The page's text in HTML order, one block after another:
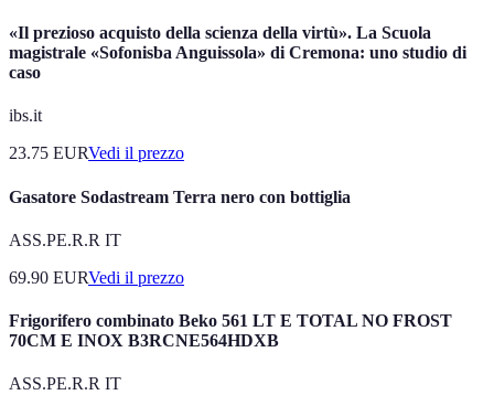
«Il prezioso acquisto della scienza della virtù». La Scuola
magistrale «Sofonisba Anguissola» di Cremona: uno studio di
caso
ibs.it
23.75 EURVedi il prezzo
Gasatore Sodastream Terra nero con bottiglia
ASS.PE.R.R IT
69.90 EURVedi il prezzo
Frigorifero combinato Beko 561 LT E TOTAL NO FROST
70CM E INOX B3RCNE564HDXB
ASS.PE.R.R IT